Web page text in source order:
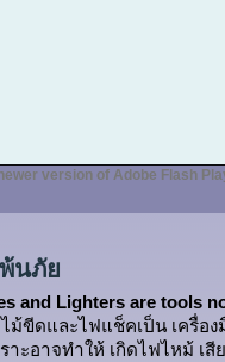
version of Adobe Flash
นภัย
and Lighters are tools
ไม้ขีดและไฟแช็คเป็น เครื่อ
าะอาจทำให้ เกิดไฟไหม้ เ